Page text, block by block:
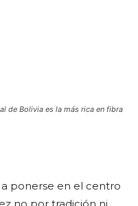
de Bolivia es la más rica en fibra
ponerse en el centro